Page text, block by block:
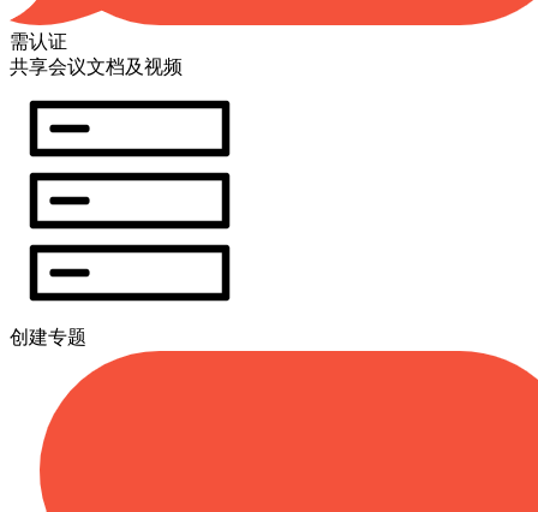
需认证
共享会议文档及视频
创建专题